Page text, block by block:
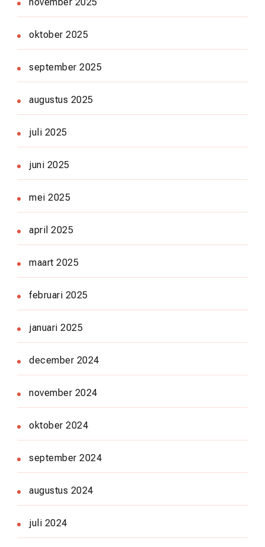
oktober 2025
september 2025
augustus 2025
juli 2025
juni 2025
mei 2025
april 2025
maart 2025
februari 2025
januari 2025
december 2024
november 2024
oktober 2024
september 2024
augustus 2024
juli 2024